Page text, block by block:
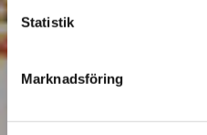
Statistik
Marknadsföring